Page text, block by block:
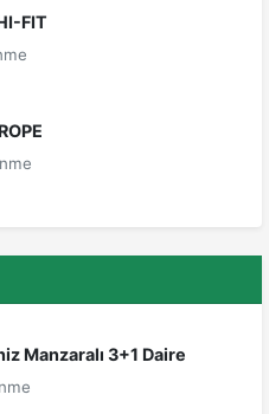
FIT
Manzaralı 3+1 Daire